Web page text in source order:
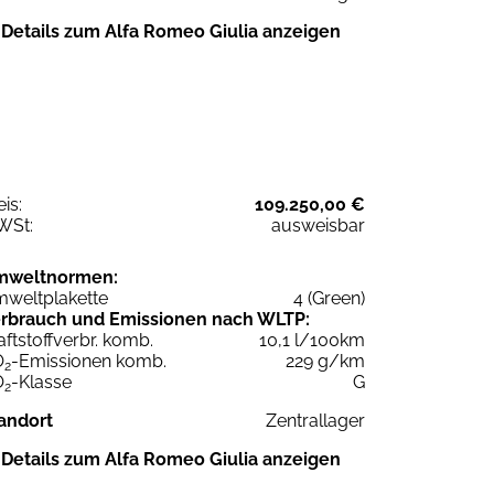
zum Alfa Romeo Giulia anzeigen
109.250,00 €
ausweisbar
4 (Green)
und Emissionen nach WLTP:
komb.
10,1 l/100km
2-Emissionen komb.
229 g/km
2-Klasse
G
Zentrallager
zum Alfa Romeo Giulia anzeigen